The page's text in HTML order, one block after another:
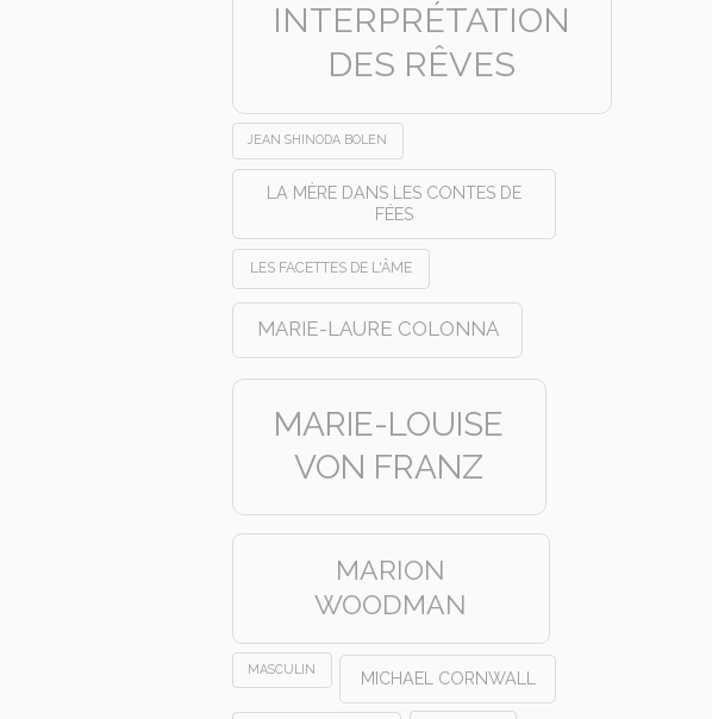
INTERPRÉTATION
DES RÊVES
JEAN SHINODA BOLEN
LA MÈRE DANS LES CONTES DE
FÉES
LES FACETTES DE L'ÂME
MARIE-LAURE COLONNA
MARIE-LOUISE
VON FRANZ
MARION
WOODMAN
MASCULIN MICHAEL CORNWALL